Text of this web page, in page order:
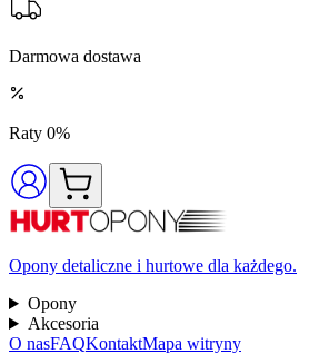
Darmowa dostawa
Raty 0%
Opony detaliczne i hurtowe dla każdego.
Opony
Akcesoria
O nasFAQKontaktMapa witryny